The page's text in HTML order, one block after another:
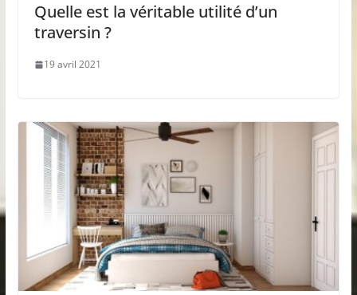
Quelle est la véritable utilité d’un
traversin ?
19 avril 2021